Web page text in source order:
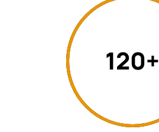
120+